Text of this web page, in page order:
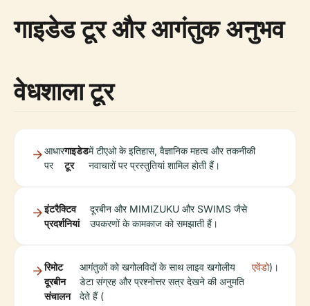
गाइडेड टूर और आगंतुक अनुभव
वेधशाला टूर
आधार
पर
गाइडेड
टूर
में टीएओ के इतिहास, वैज्ञानिक महत्व और तकनीकी
नवाचारों पर प्रस्तुतियां शामिल होती हैं।
इंटरैक्टिव
प्रदर्शनियां
दूरबीन और MIMIZUKU और SWIMS जैसे
उपकरणों के कामकाज को समझाती हैं।
रिमोट
दूरबीन
संचालन
आगंतुकों को खगोलविदों के साथ लाइव खगोलीय
डेटा संग्रह और प्रश्नोत्तर सत्र देखने की अनुमति
देते हैं (
एवेंडो)।